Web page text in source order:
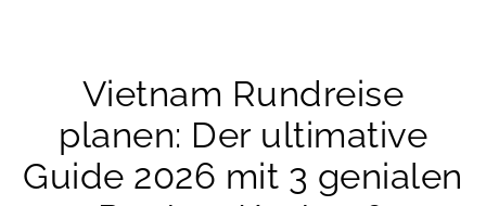
Vietnam Rundreise
planen: Der ultimative
Guide 2026 mit 3 genialen